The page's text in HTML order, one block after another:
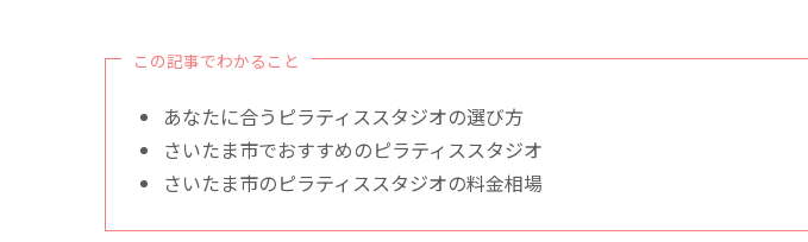
この記事でわかること
あなたに合うピラティススタジオの選び方
さいたま市でおすすめのピラティススタジオ
さいたま市のピラティススタジオの料金相場